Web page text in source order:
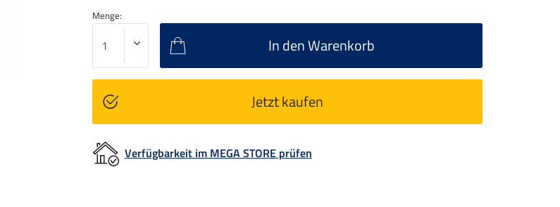
Menge:
In den Warenkorb
Jetzt kaufen
Verfügbarkeit im MEGA STORE prüfen